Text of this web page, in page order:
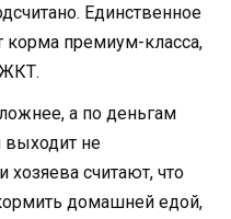
Единственное
корма премиум-класса,
ЖКТ.
а по деньгам
выходит не
хозяева считают, что
домашней едой,